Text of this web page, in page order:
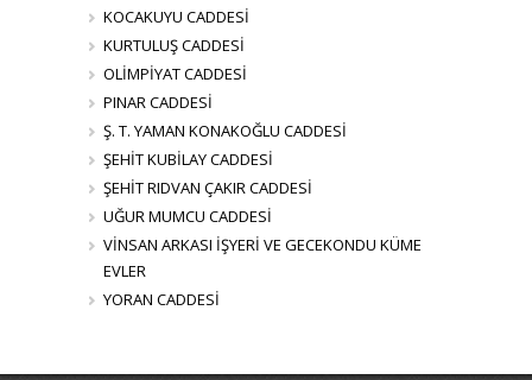
KOCAKUYU CADDESİ
KURTULUŞ CADDESİ
OLİMPİYAT CADDESİ
PINAR CADDESİ
Ş. T. YAMAN KONAKOĞLU CADDESİ
ŞEHİT KUBİLAY CADDESİ
ŞEHİT RIDVAN ÇAKIR CADDESİ
UĞUR MUMCU CADDESİ
VİNSAN ARKASI İŞYERİ VE GECEKONDU KÜME
EVLER
YORAN CADDESİ